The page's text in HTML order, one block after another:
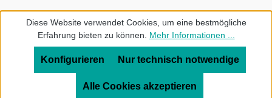
Diese Website verwendet Cookies, um eine bestmögliche
Erfahrung bieten zu können. Mehr Informationen ...
Nur technisch notwendige
Konfigurieren
Alle Cookies akzeptieren